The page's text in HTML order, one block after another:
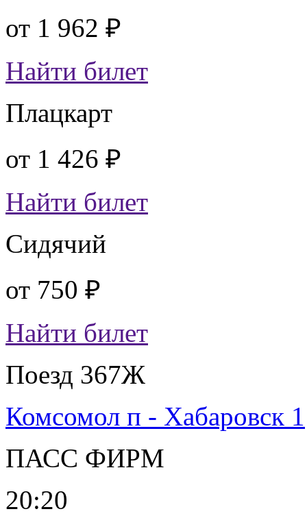
от 1 962 ₽
Найти билет
Плацкарт
от 1 426 ₽
Найти билет
Сидячий
от 750 ₽
Найти билет
Поезд 367Ж
Комсомол п - Хабаровск 1
ПАСС ФИРМ
20:20